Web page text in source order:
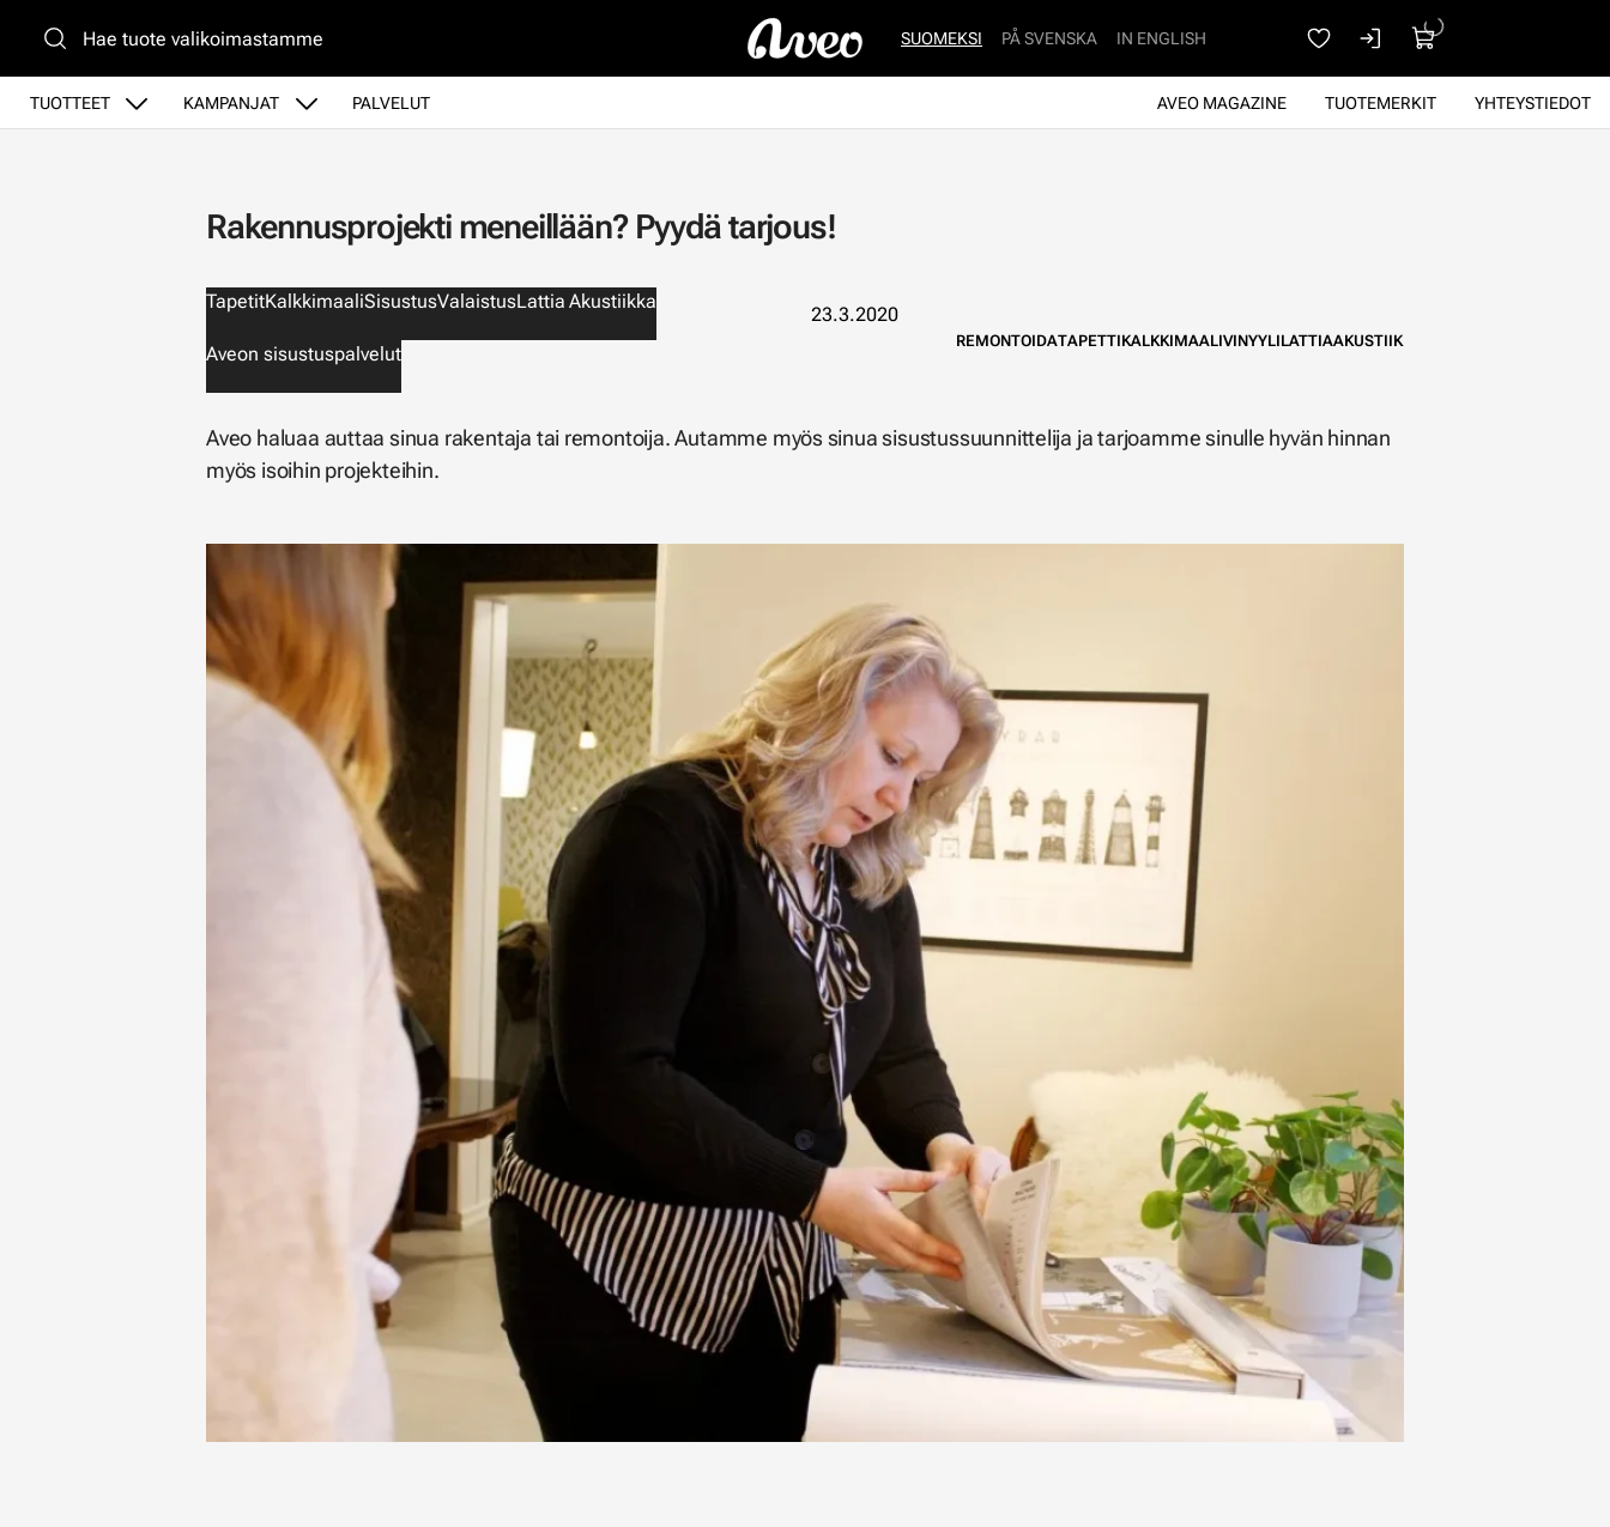
TUOTTEET KAMPANJAT PALVELUT YHTEYSTIEDOT
TUOTEMERKIT
AVEO MAGAZINE
SUOMEKSI PÅ SVENSKA IN ENGLISH
Rakennusprojekti meneillään? Pyydä tarjous!
TapetitKalkkimaaliSisustusValaistusLattia Akustiikka
Aveon sisustuspalvelut
23.3.2020
REMONTOIDATAPETTIKALKKIMAALIVINYYLILATTIAAKUSTIIKKA
Aveo haluaa auttaa sinua rakentaja tai remontoija. Autamme myös sinua sisustussuunnittelija ja tarjoamme sinulle hyvän hinnan
myös isoihin projekteihin.